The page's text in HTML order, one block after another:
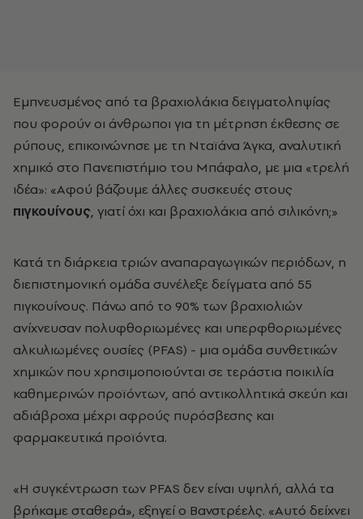
Εμπνευσμένος από τα βραχιολάκια δειγματοληψίας
που φορούν οι άνθρωποι για τη μέτρηση έκθεσης σε
ρύπους, επικοινώνησε με τη Νταϊάνα Άγκα, αναλυτική
χημικό στο Πανεπιστήμιο του Μπάφαλο, με μια «τρελή
ιδέα»: «Αφού βάζουμε άλλες συσκευές στους
πιγκουίνους, γιατί όχι και βραχιολάκια από σιλικόνη;»
Κατά τη διάρκεια τριών αναπαραγωγικών περιόδων, η
διεπιστημονική ομάδα συνέλεξε δείγματα από 55
πιγκουίνους. Πάνω από το 90% των βραχιολιών
ανίχνευσαν πολυφθοριωμένες και υπερφθοριωμένες
αλκυλιωμένες ουσίες (PFAS) - μια ομάδα συνθετικών
χημικών που χρησιμοποιούνται σε τεράστια ποικιλία
καθημερινών προϊόντων, από αντικολλητικά σκεύη και
αδιάβροχα μέχρι αφρούς πυρόσβεσης και
φαρμακευτικά προϊόντα.
«Η συγκέντρωση των PFAS δεν είναι υψηλή, αλλά τα
βρήκαμε σταθερά», εξηγεί ο Βανστρέελς. «Αυτό δείχνει